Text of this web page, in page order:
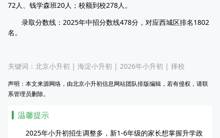
72人、钱学森班20人；校额到校278人。
录取分数线：2025年中招分数线478分，对应西城区排名1802
名。
关键词： 北京小升初 | 海淀小升初 | 2026年小升初 | 择校
声明：本文来源网络，由北京小升初信息网站团队排版编辑，若有侵权，请联
系管理员删除。
温馨提示
2025年小升初招生调整多，新1-6年级的家长想掌握升学政